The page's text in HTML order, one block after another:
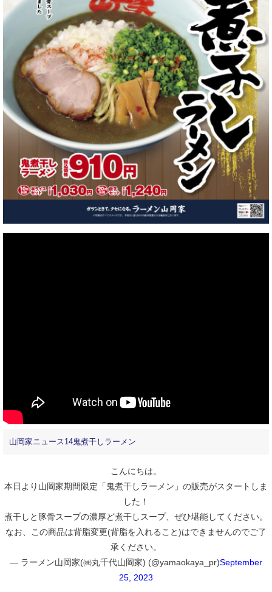
山岡家ニュース14鬼煮干しラーメン
こんにちは。
本日より山岡家期間限定「鬼煮干しラーメン」の販売がスタートしま
した！
煮干しと豚骨スープの濃厚ど煮干しスープ、ぜひ堪能してください。
なお、この商品は背脂変更(背脂を入れること)はできませんのでご了
承ください。
— ラーメン山岡家(㈱丸千代山岡家) (@yamaokaya_pr)September
25, 2023